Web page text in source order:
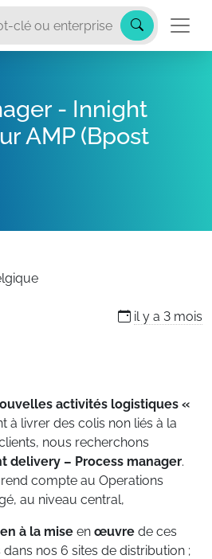
- Innight
AMP (Bpost
il y a 3 mois
activités logistiques «
à livrer des colis non liés à la
nous recherchons
delivery – Process manager.
compte au Operations
au niveau central,
à la mise en œuvre de ces
nos 6 sites de distribution ;